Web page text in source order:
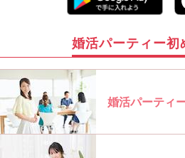
婚活パーティー初
婚活パーティ